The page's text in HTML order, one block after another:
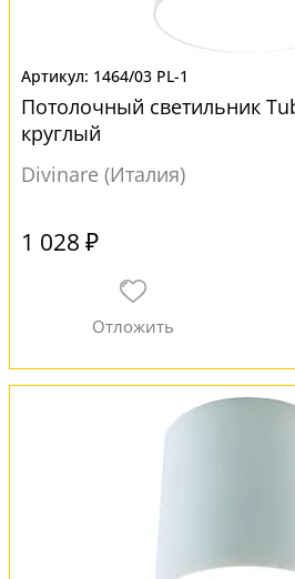
1464/03 PL-1
Потолочный светильник
круглый
Divinare (Италия)
1 028 ₽